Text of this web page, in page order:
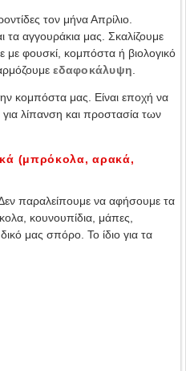
τον μήνα Απρίλιο.
τα αγγουράκια μας. Σκαλίζουμε
με φουσκί, κομπόστα ή βιολογικό
εδαφοκάλυψη
κομπόστα μας. Είναι εποχή να
για λίπανση και προστασία των
(μπρόκολα, αρακά,
Δεν παραλείπουμε να αφήσουμε τα
κουνουπίδια, μάπες,
μας σπόρο. Το ίδιο για τα